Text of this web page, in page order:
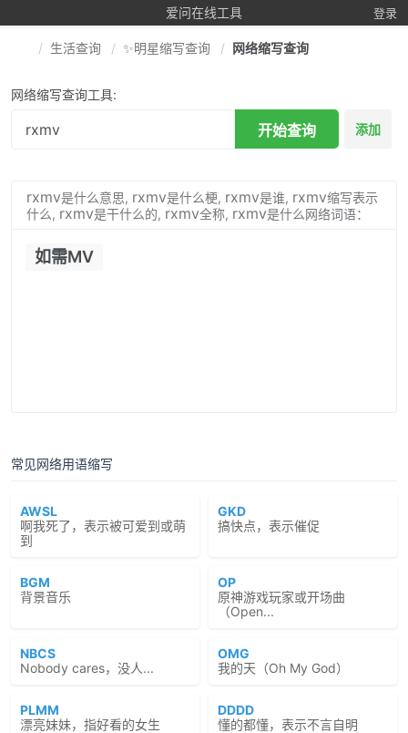
爱问在线工具 登录
生活查询 ✨明星缩写查询 网络缩写查询
网络缩写查询工具:
开始查询 添加
rxmv是什么意思, rxmv是什么梗, rxmv是谁, rxmv缩写表示
什么, rxmv是干什么的, rxmv全称, rxmv是什么网络词语：
如需MV
常见网络用语缩写
AWSL
啊我死了，表示被可爱到或萌
到
GKD
搞快点，表示催促
BGM
背景音乐
OP
原神游戏玩家或开场曲
（Open...
NBCS
Nobody cares，没人...
OMG
我的天（Oh My God）
PLMM
漂亮妹妹，指好看的女生
DDDD
懂的都懂，表示不言自明